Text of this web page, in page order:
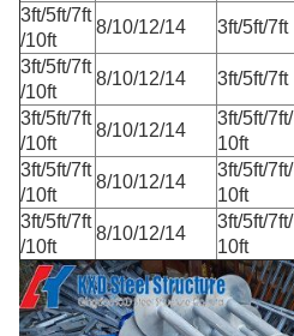
3ft/5ft/7ft
8/10/12/14
3ft/5ft/7ft
/10ft
3ft/5ft/7ft
8/10/12/14
3ft/5ft/7ft
/10ft
3ft/5ft/7ft/
10ft
8/10/12/14
3ft/5ft/7ft
/10ft
3ft/5ft/7ft/
10ft
8/10/12/14
3ft/5ft/7ft
/10ft
3ft/5ft/7ft/
10ft
8/10/12/14
3ft/5ft/7ft
/10ft